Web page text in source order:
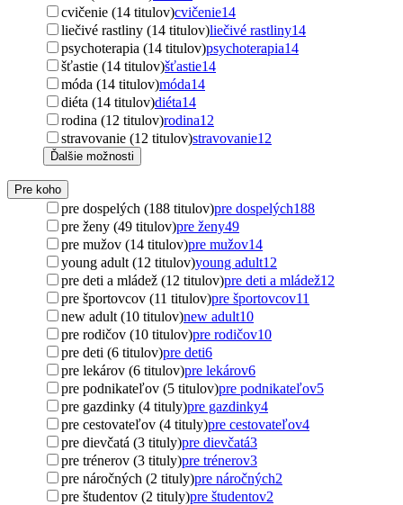
cvičenie (14 titulov)cvičenie14
liečivé rastliny (14 titulov)liečivé rastliny14
psychoterapia (14 titulov)psychoterapia14
šťastie (14 titulov)šťastie14
móda (14 titulov)móda14
diéta (14 titulov)diéta14
rodina (12 titulov)rodina12
stravovanie (12 titulov)stravovanie12
Ďalšie možnosti
Pre koho
pre dospelých (188 titulov)pre dospelých188
pre ženy (49 titulov)pre ženy49
pre mužov (14 titulov)pre mužov14
young adult (12 titulov)young adult12
pre deti a mládež (12 titulov)pre deti a mládež12
pre športovcov (11 titulov)pre športovcov11
new adult (10 titulov)new adult10
pre rodičov (10 titulov)pre rodičov10
pre deti (6 titulov)pre deti6
pre lekárov (6 titulov)pre lekárov6
pre podnikateľov (5 titulov)pre podnikateľov5
pre gazdinky (4 tituly)pre gazdinky4
pre cestovateľov (4 tituly)pre cestovateľov4
pre dievčatá (3 tituly)pre dievčatá3
pre trénerov (3 tituly)pre trénerov3
pre náročných (2 tituly)pre náročných2
pre študentov (2 tituly)pre študentov2